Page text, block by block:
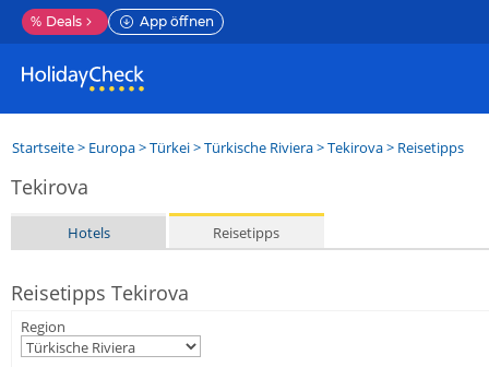
% Deals App öffnen
Startseite> Europa>Türkei>Türkische Riviera>Tekirova> Reisetipps
Tekirova
Hotels Reisetipps
Reisetipps Tekirova
Region